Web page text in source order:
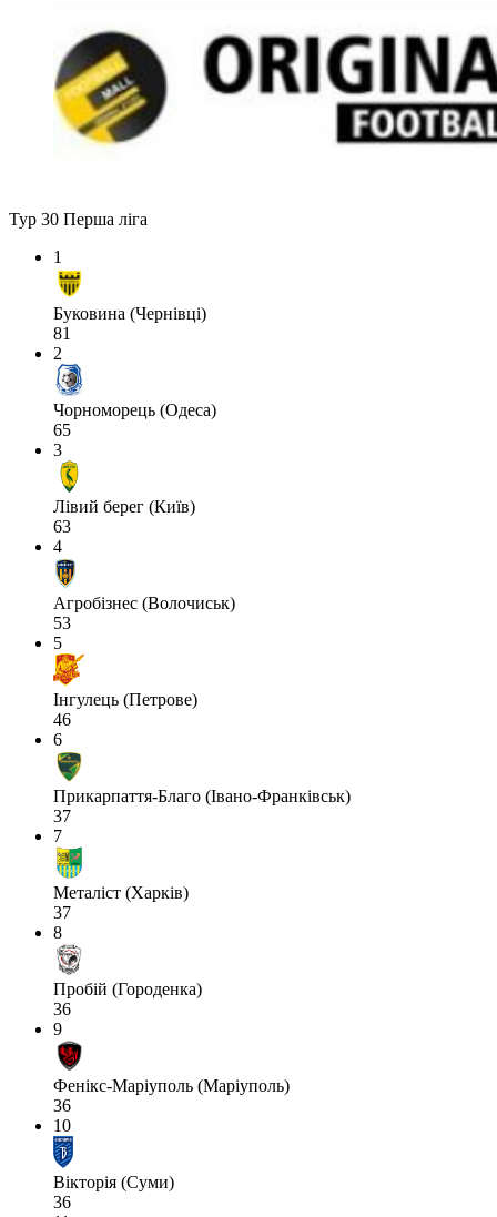
Тур 30 Перша ліга
1
Буковина (Чернівці)
81
2
Чорноморець (Одеса)
65
3
Лівий берег (Київ)
63
4
Агробізнес (Волочиськ)
53
5
Інгулець (Петрове)
46
6
Прикарпаття-Благо (Івано-Франківськ)
37
7
Металіст (Харків)
37
8
Пробій (Городенка)
36
9
Фенікс-Маріуполь (Маріуполь)
36
10
Вікторія (Суми)
36